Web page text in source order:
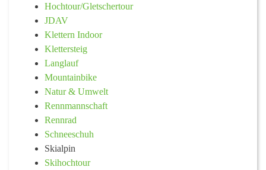
Hochtour/Gletschertour
JDAV
Klettern Indoor
Klettersteig
Langlauf
Mountainbike
Natur & Umwelt
Rennmannschaft
Rennrad
Schneeschuh
Skialpin
Skihochtour